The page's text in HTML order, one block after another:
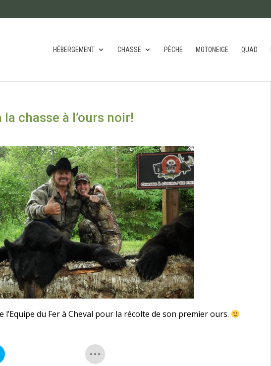
HÉBERGEMENT CHASSE PÊCHE MOTONEIGE QUAD
chasse à l’ours noir!
du Fer à Cheval pour la récolte de son premier ours.